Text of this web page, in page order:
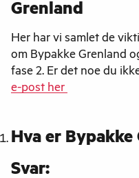
Grenland
Her har vi samlet de
om Bypakke Grenland
fase 2. Er det noe du
e-post her
Hva er Bypakke
Svar: